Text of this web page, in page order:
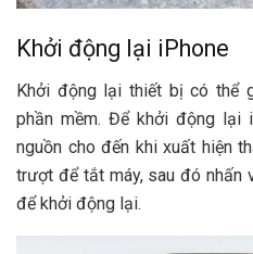
Khởi động lại iPhone
Khởi động lại thiết bị có thể
phần mềm. Để khởi động lại
nguồn cho đến khi xuất hiện
trượt để tắt máy, sau đó nhấn
để khởi động lại.